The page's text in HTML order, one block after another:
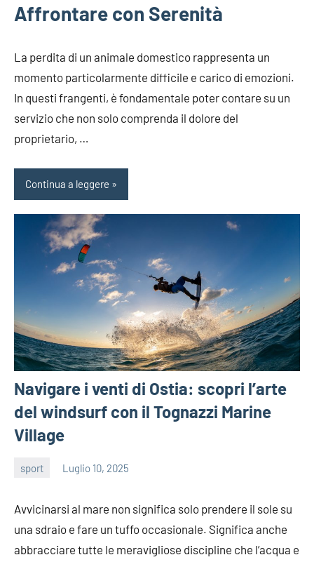
Affrontare con Serenità
La perdita di un animale domestico rappresenta un
momento particolarmente difficile e carico di emozioni.
In questi frangenti, è fondamentale poter contare su un
servizio che non solo comprenda il dolore del
proprietario, …
Continua a leggere
Navigare i venti di Ostia: scopri l’arte
del windsurf con il Tognazzi Marine
Village
sport Luglio 10, 2025
admin
Avvicinarsi al mare non significa solo prendere il sole su
una sdraio e fare un tuffo occasionale. Significa anche
abbracciare tutte le meravigliose discipline che l’acqua e